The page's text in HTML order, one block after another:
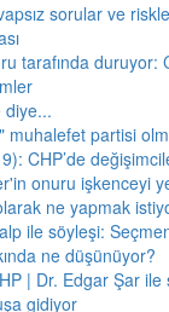
sorular ve
tarafında duruyor:
diye...
muhalefet partisi
CHP’de
onuru işkenceyi
ne yapmak
ile söyleşi:
ne düşünüyor?
| Dr. Edgar Şar ile
gidiyor